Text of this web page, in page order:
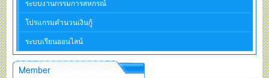
ระบบงานกรรมการสหกรณ์
โปรแกรมคำนวนเงินกู้
ระบบเรียนออนไลน์
Member